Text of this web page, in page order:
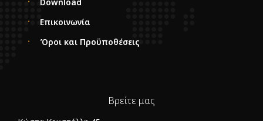
Επικοινωνία
Όροι και Προϋποθέσεις
Βρείτε μας